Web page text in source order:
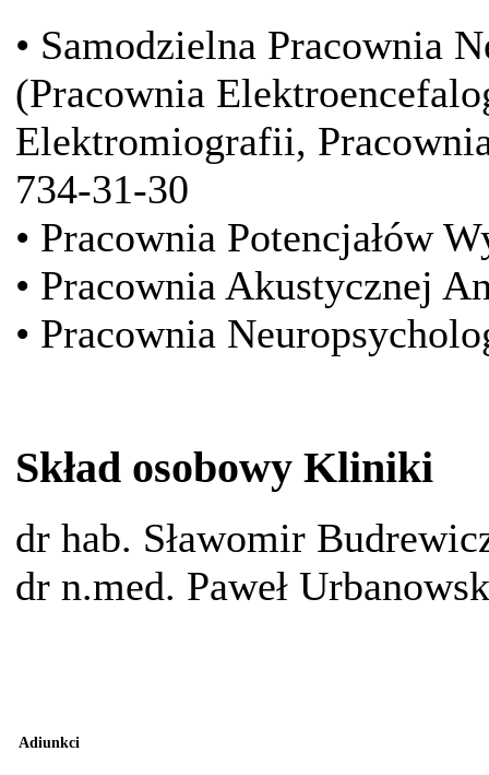
• Samodzielna Pracownia
(Pracownia
Elektromiografii,
734-31-30
• Pracownia Potencjałów
• Pracownia Akustycznej
• Pracownia
Skład osobowy Kliniki
dr hab. Sławomir
dr n.med. Paweł
Adiunkci